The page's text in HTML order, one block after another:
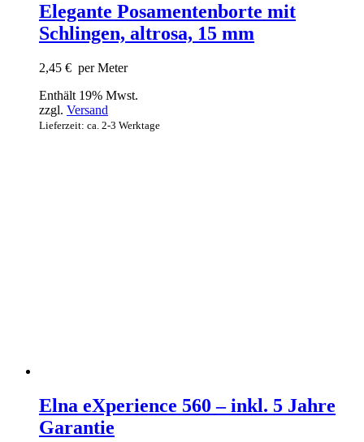
Elegante Posamentenborte mit
Schlingen, altrosa, 15 mm
2,45 € per Meter
Enthält 19% Mwst.
zzgl. Versand
Lieferzeit: ca. 2-3 Werktage
Elna eXperience 560 – inkl. 5 Jahre
Garantie